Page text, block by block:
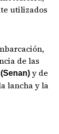
utilizados
de las
y de
lancha y la